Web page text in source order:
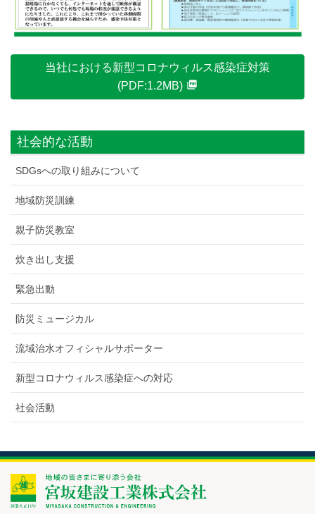
当社における新型コロナウィルス感染症対策
(PDF:1.2MB)
社会的な活動
SDGsへの取り組みについて
地域防災訓練
親子防災教室
炊き出し支援
緊急出動
防災ミュージカル
流域治水オフィシャルサポーター
新型コロナウィルス感染症への対応
社会活動